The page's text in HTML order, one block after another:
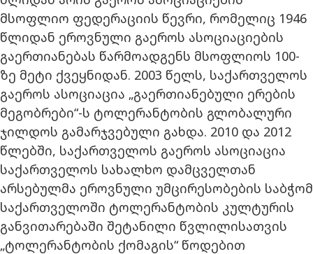
მსოფლიო ფედერაციის წევრი, რომელიც 1946
წლიდან ეროვნული გაეროს ასოციაციების
გაერთიანებას წარმოადგენს მსოფლიოს 100-
ზე მეტი ქვეყნიდან. 2003 წელს, საქართველოს
გაეროს ასოციაცია „გაერთიანებული ერების
მეგობრები“-ს ტოლერანტობის გლობალური
ჯილდოს გამარჯვებული გახდა. 2010 და 2012
წლებში, საქართველოს გაეროს ასოციაცია
საქართველოს სახალხო დამცველთან
არსებულმა ეროვნული უმცირესობების საბჭომ
საქართველოში ტოლერანტობის კულტურის
განვითარებაში შეტანილი წვლილისათვის
„ტოლერანტობის ქომაგის“ წოდებით